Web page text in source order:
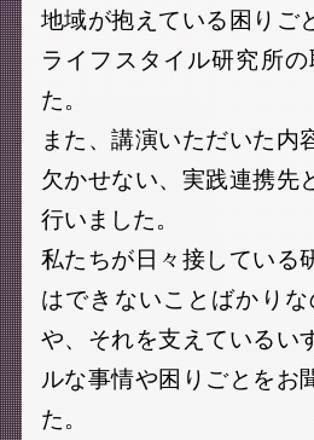
地域が抱えている困りご
ライフスタイル研究所
た。
また、講演いただいた
欠かせない、実践連携先
行いました。
私たちが日々接している
はできないことばかり
や、それを支えているい
ルな事情や困りごとをお
た。